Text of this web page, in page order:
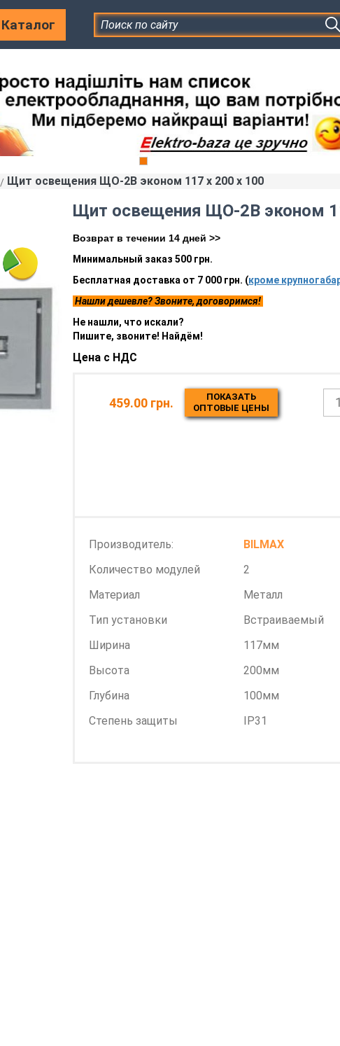
Каталог
» Щит освещения ЩО-2В эконом 117 х 200 х 100
Щит освещения ЩО-2В эконом
Возврат в течении 14 дней >>
Минимальный заказ 500 грн.
Бесплатная доставка от 7 000 грн. (кроме
Нашли дешевле? Звоните, договоримся!
Не нашли, что искали?
Пишите, звоните! Найдём!
Цена с НДС
459.00 грн.
ПОКАЗАТЬ
ОПТОВЫЕ ЦЕНЫ
Производитель:
BILMAX
Количество модулей
2
Материал
Металл
Тип установки
Встраиваемый
Ширина
117мм
Высота
200мм
Глубина
100мм
Степень защиты
IP31